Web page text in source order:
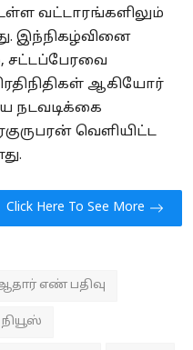
வட்டாரங்களிலும்
இந்நிகழ்வினை
சட்டப்பேரவை
ஆகியோர்
நடவடிக்கை
வெளியிட்ட
Click Here To See More
எண் பதிவு